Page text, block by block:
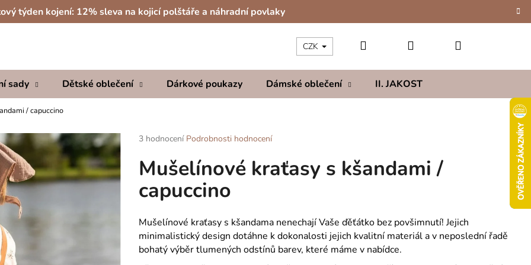
týden kojení: 12% sleva na kojicí polštáře a náhradní povlaky
sady Dětské oblečení Dárkové poukazy Dámské oblečení II. JAKOST
CZK Hledat PřihlášeníNákupní
/ capuccino
Průměrné
produktu
je
z
hvězdiček.
3 hodnocení Podrobnosti hodnocení
Mušelínové kraťasy s kšandami /
capuccino
Mušelínové kraťasy s kšandama nenechají Vaše ďěťátko bez povšimnutí! Jejich
minimalistický design dotáhne k dokonalosti jejich kvalitní materiál a v neposlední řadě
bohatý výběr tlumených odstínů barev, které máme v nabídce.
Co potřebujete najít?
Doporučujeme